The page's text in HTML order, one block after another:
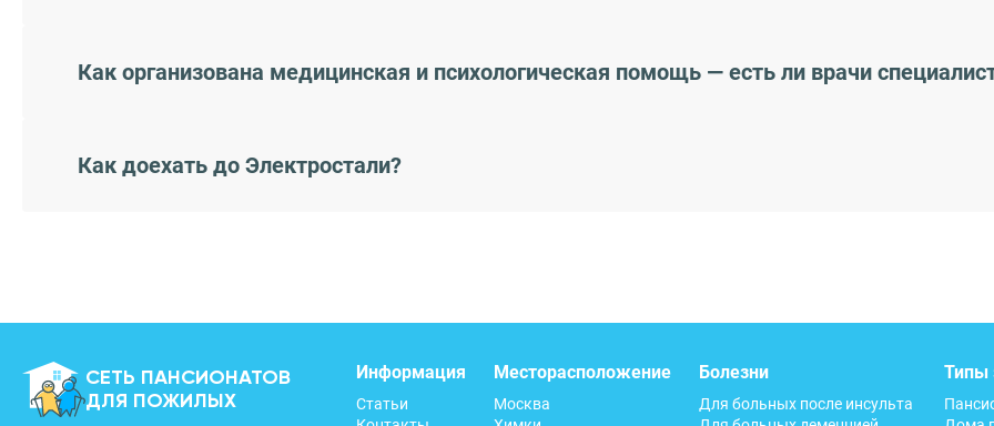
Как организована медицинская и психологическая помощь — есть ли врачи
Как доехать до Электростали?
СЕТЬ ПАНСИОНАТОВ
ДЛЯ ПОЖИЛЫХ
Информация
Статьи
Месторасположение
Москва
Болезни
Для больных после инсульта
Типы